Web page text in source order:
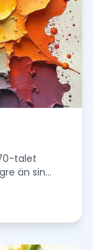
talet
än sin